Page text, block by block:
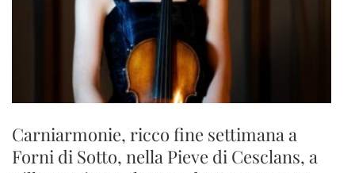
Carniarmonie, ricco fine settimana a
Forni di Sotto, nella Pieve di Cesclans, a